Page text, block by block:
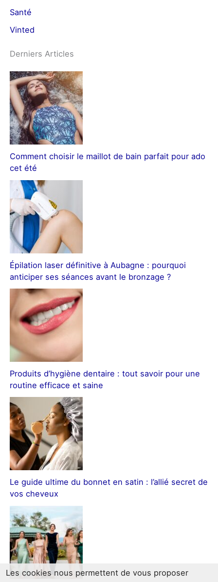
Santé
Vinted
Derniers Articles
Comment choisir le maillot de bain parfait pour ado
cet été
Épilation laser définitive à Aubagne : pourquoi
anticiper ses séances avant le bronzage ?
Produits d’hygiène dentaire : tout savoir pour une
routine efficace et saine
Le guide ultime du bonnet en satin : l’allié secret de
vos cheveux
Les cookies nous permettent de vous proposer